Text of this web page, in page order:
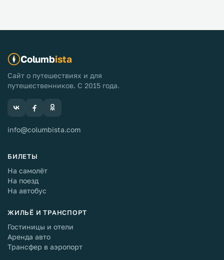
Columbista
Сайт о путешествиях и для
путешественников. С 2015 года.
info@columbista.com
БИЛЕТЫ
На самолёт
На поезд
На автобус
ЖИЛЬЁ И ТРАНСПОРТ
Гостиницы и отели
Аренда авто
Трансфер в аэропорт